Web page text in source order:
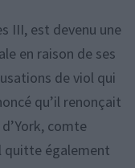
III, est devenu une
en raison de ses
de viol qui
qu’il renonçait
comte
quitte également